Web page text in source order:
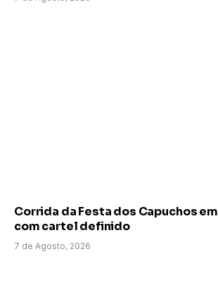
Corrida da Festa dos Capuchos
com cartel definido
7 de Agosto, 2026